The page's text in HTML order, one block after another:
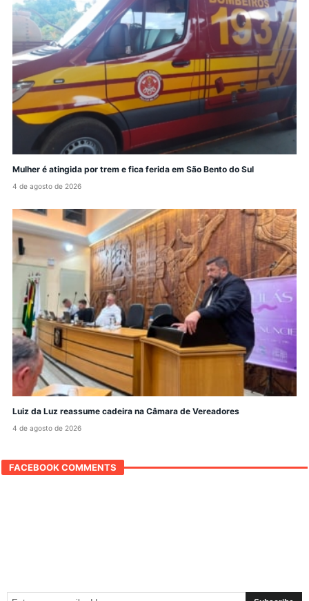
Mulher é atingida por trem e fica ferida em São Bento do Sul
4 de agosto de 2026
Luiz da Luz reassume cadeira na Câmara de Vereadores
4 de agosto de 2026
FACEBOOK COMMENTS